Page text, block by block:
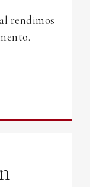
rendimos